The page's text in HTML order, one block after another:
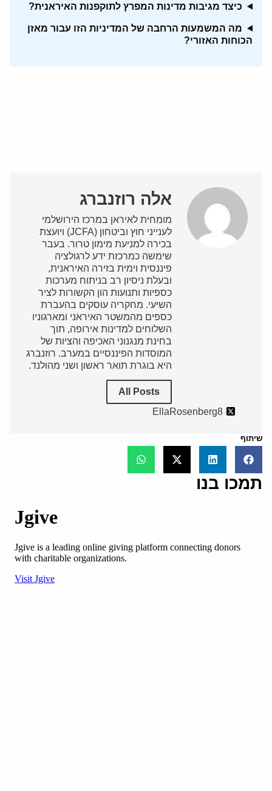
כיצד מגיבות מדינות המפרץ לתוקפנות האיראנית?
מה המשמעות הרחבה של המדיניות הזו עבור מאזן
הכוחות האזורי?
אלה רוזנברג
מומחית לאיראן במרכז הירושלמי
לענייני חוץ וביטחון (JCFA) ויועצת
בכירה למניעת מימון טרור. בעבר
שימשה כמרכזת ידע לרגולציה
פיננסית וימית בזירה האיראנית,
ובעלת ניסיון רב בניתוח מערכות
כספיות ותנועות הון הקשורות לציר
השיעי. מחקריה עוסקים בהעברת
כספים מהמשטר האיראני ומארגוניו
השלוחים למדינות אירופה, תוך
בחינת מנגנוני האכיפה והציות של
המוסדות הפיננסיים במערב. רוזנברג
היא בוגרת תואר ראשון ושני מהולנד.
All Posts
EllaRosenberg8
שיתוף
תמכו בנו